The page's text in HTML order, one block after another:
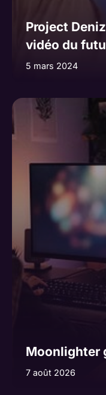
Project
vidéo du
5 mars 2024
Moonlighter
7 août 2026